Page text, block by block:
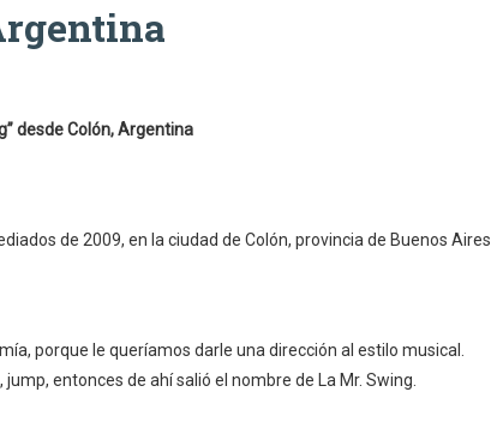
desde Colón, Argentina
de 2009, en la ciudad de Colón, provincia de Buenos Aires.
porque le queríamos darle una dirección al estilo musical.
entonces de ahí salió el nombre de La Mr. Swing.